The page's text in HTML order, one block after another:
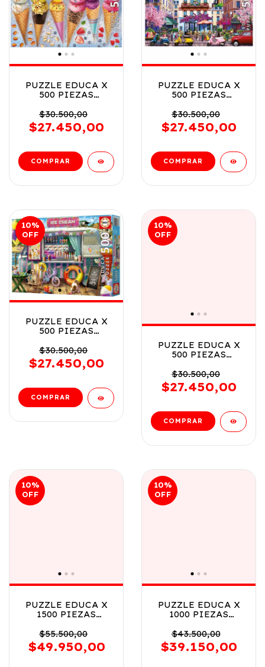
PUZZLE EDUCA X
500 PIEZAS
20289
$30.500,00
$27.450,00
PUZZLE EDUCA X
500 PIEZAS
COMPRAS DE
PARIS COD 20548
$30.500,00
$27.450,00
10%
OFF
PUZZLE EDUCA X
500 PIEZAS
HELADOS COD
20546
$30.500,00
$27.450,00
10%
OFF
PUZZLE EDUCA X
500 PIEZAS
COLORES COD
20543
$30.500,00
$27.450,00
10%
OFF
PUZZLE EDUCA X
1500 PIEZAS
MADEIRA COD
19938
$55.500,00
$49.950,00
10%
OFF
PUZZLE EDUCA X
1000 PIEZAS
20554
$43.500,00
$39.150,00